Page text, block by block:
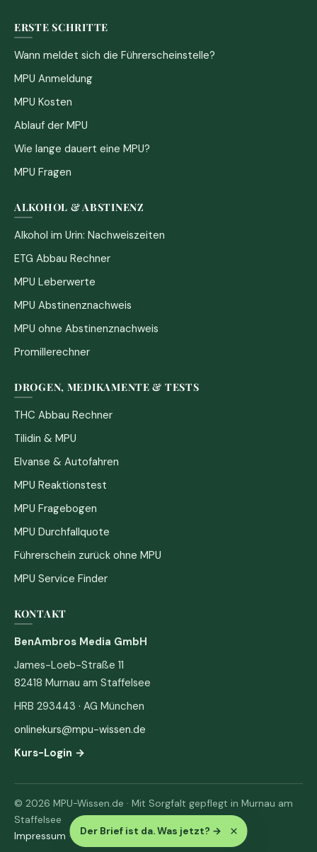
Der Brief ist da. Was jetzt? → ×
ERSTE SCHRITTE
Wann meldet sich die Führerscheinstelle?
MPU Anmeldung
MPU Kosten
Ablauf der MPU
Wie lange dauert eine MPU?
MPU Fragen
ALKOHOL & ABSTINENZ
Alkohol im Urin: Nachweiszeiten
ETG Abbau Rechner
MPU Leberwerte
MPU Abstinenznachweis
MPU ohne Abstinenznachweis
Promillerechner
DROGEN, MEDIKAMENTE & TESTS
THC Abbau Rechner
Tilidin & MPU
Elvanse & Autofahren
MPU Reaktionstest
MPU Fragebogen
MPU Durchfallquote
Führerschein zurück ohne MPU
MPU Service Finder
KONTAKT
BenAmbros Media GmbH
James-Loeb-Straße 11
82418 Murnau am Staffelsee
HRB 293443 · AG München
onlinekurs@mpu-wissen.de
Kurs-Login →
© 2026 MPU-Wissen.de · Mit Sorgfalt gepflegt in Murnau am
Staffelsee
Impressum · Datenschutz & AGB